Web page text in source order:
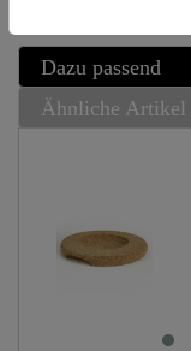
Dazu passend
Ähnliche Artikel